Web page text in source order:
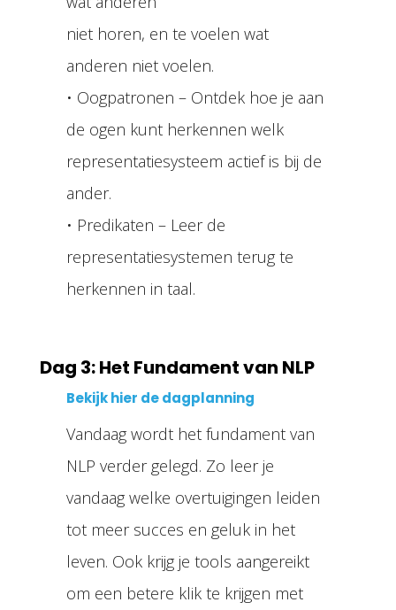
niet horen, en te voelen wat
anderen niet voelen.
• Oogpatronen – Ontdek hoe je aan
de ogen kunt herkennen welk
representatiesysteem actief is bij de
ander.
• Predikaten – Leer de
representatiesystemen terug te
herkennen in taal.
Dag 3: Het Fundament van NLP
Bekijk hier de dagplanning
Vandaag wordt het fundament van
NLP verder gelegd. Zo leer je
vandaag welke overtuigingen leiden
tot meer succes en geluk in het
leven. Ook krijg je tools aangereikt
om een betere klik te krijgen met